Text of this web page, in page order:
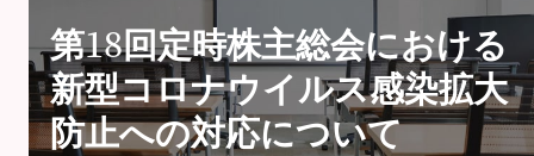
第18回定時株主総会における
新型コロナウイルス感染拡大
防止への対応について